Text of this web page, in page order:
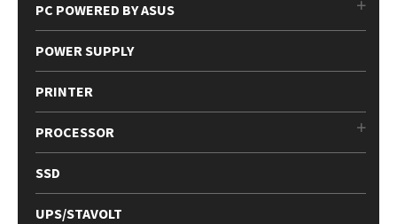
PC POWERED BY ASUS
POWER SUPPLY
PRINTER
PROCESSOR
SSD
UPS/STAVOLT